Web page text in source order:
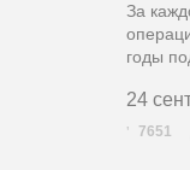
За
годы
24
7651